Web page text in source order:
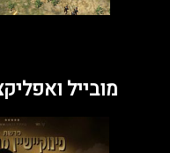
מובייל